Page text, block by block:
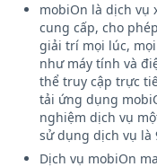
mobiOn là dịch vụ
cung cấp, cho
giải trí mọi lúc,
như máy tính và
thể truy cập trực
tải ứng dụng
nghiệm dịch vụ
sử dụng dịch vụ là
Dịch vụ mobiOn